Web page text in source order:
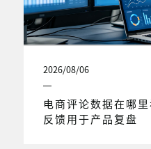
2026/08/06
电商评论数据在哪
反馈用于产品复盘